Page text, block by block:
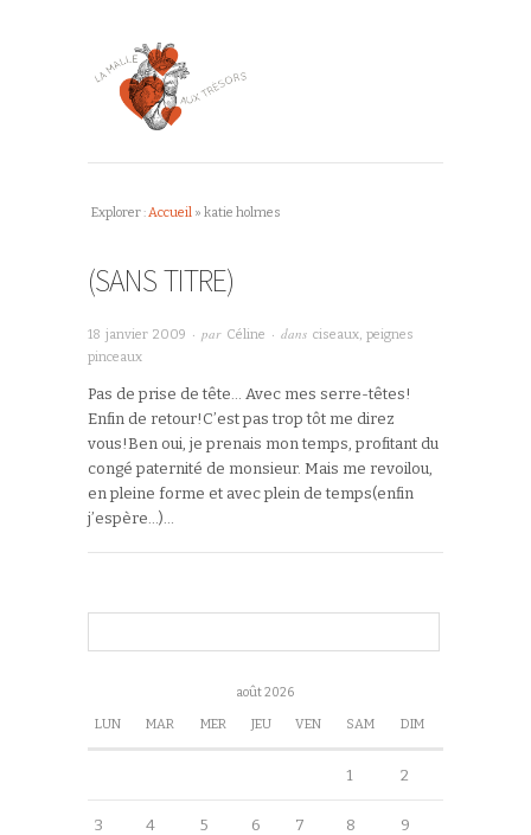
Explorer :Accueil » katie holmes
(SANS TITRE)
18 janvier 2009 · par Céline · dans ciseaux, peignes
pinceaux
Pas de prise de tête… Avec mes serre-têtes!
Enfin de retour!C’est pas trop tôt me direz
vous!Ben oui, je prenais mon temps, profitant du
congé paternité de monsieur. Mais me revoilou,
en pleine forme et avec plein de temps(enfin
j’espère…)…
août 2026
LUN MAR MER JEU VEN SAM DIM
1 2
3 4 5 6 7 8 9